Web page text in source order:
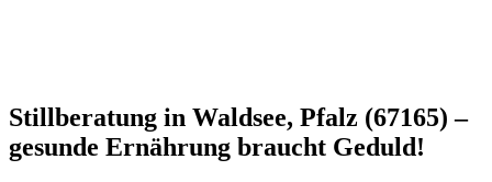
Stillberatung in Waldsee, Pfalz (67165) –
gesunde Ernährung braucht Geduld!